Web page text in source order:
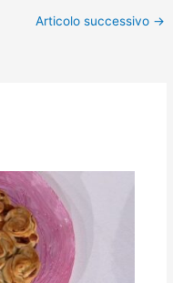
Articolo successivo →